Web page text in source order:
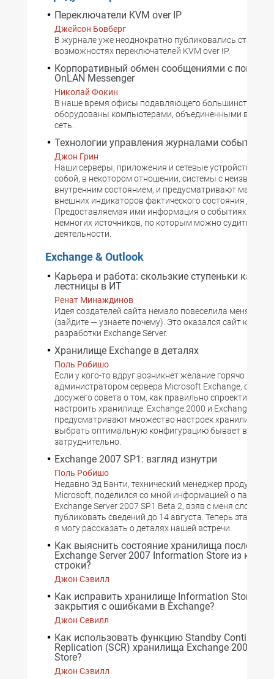
Переключатели KVM over IP
Джейсон Бовберг
В журнале уже неоднократно публиковались статьи о
возможностях переключателей KVM over IP.
Корпоративный обмен сообщениями с
OnLAN Messenger
Николай Фокин
В наше время офисы подавляющего большинства
оборудованы компьютерами, объединенными в
сеть.
Технологии управления журналами событий
Джон Грин
Наши серверы, приложения и сетевые устройства
собой, в некотором отношении, системы с
внутренним состоянием, и предусматривают малое
внешних индикаторов фактического состояния дел.
Предоставляемая ими информация о событиях - один
немногих источников, по которым можно судить об их
деятельности.
Exchange & Outlook
Карьера и работа: скользкие ступеньки
лестницы в ИТ
Ренат Минаждинов
Идея создателей сайта немало повеселила меня и
(зайдите — узнаете почему). Это оказался сайт
разработки Exchange Server.
Хранилище Exchange в деталях
Поль Робишо
Если у кого-то вдруг возникнет желание горячо
администратором сервера Microsoft Exchange, стоит
досужего совета о том, как правильно
настроить хранилище. Exchange 2000 и Exchange 2003
предусматривают множество настроек хранилища,
выбрать оптимальную конфигурацию бывает весьма
затруднительно.
Exchange 2007 SP1: взгляд изнутри
Поль Робишо
Недавно Эд Банти, технический менеджер продукта
Microsoft, поделился со мной информацией о пакете
Exchange Server 2007 SP1 Beta 2, взяв с меня слово не
публиковать сведений до 14 августа. Теперь эта дата
я могу рассказать о деталях нашей встречи.
Как выяснить состояние хранилища после
Exchange Server 2007 Information Store из
строки?
Джон Сэвилл
Как исправить хранилище Information Store
закрытия с ошибками в Exchange?
Джон Севилл
Как использовать функцию Standby Continuous
Replication (SCR) хранилища Exchange 2007
Store?
Джон Сэвилл